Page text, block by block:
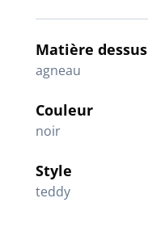
Matière dessus
agneau
Couleur
noir
Style
teddy